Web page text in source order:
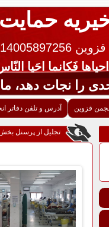
فَکانما احَیا النّاس جَمیعاً (آیه ۳۲ سوره
دهد،
قزوین آدرس و تلفن دفاتر
تجلیل از پرسنل بخش